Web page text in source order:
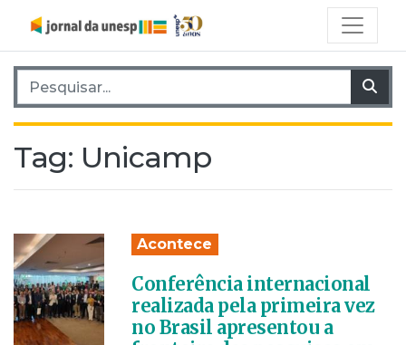
Pesquisar por:
Tag: Unicamp
Acontece
Conferência internacional
realizada pela primeira vez
no Brasil apresentou a